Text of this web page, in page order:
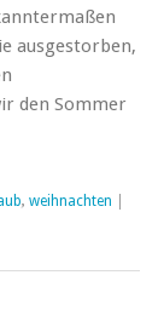
ausgestorben,
den Sommer
, weihnachten